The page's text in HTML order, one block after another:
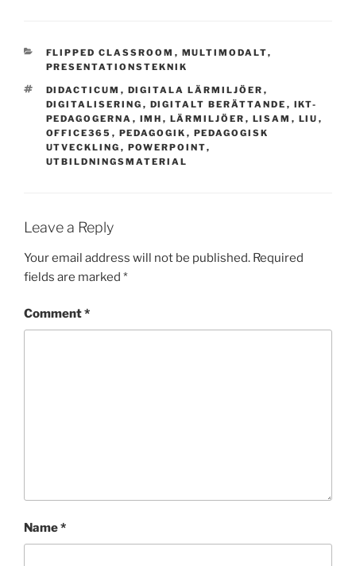
CATEGORIES
FLIPPED CLASSROOM , MULTIMODALT,
PRESENTATIONSTEKNIK
TAGS
DIDACTICUM , DIGITALA LÄRMILJÖER ,
DIGITALISERING , DIGITALT BERÄTTANDE , IKT-
PEDAGOGERNA , IMH , LÄRMILJÖER , LISAM , LIU ,
OFFICE365 , PEDAGOGIK , PEDAGOGISK
UTVECKLING , POWERPOINT,
UTBILDNINGSMATERIAL
Leave a Reply
Your email address will not be published. Required
fields are marked *
Comment*
Name*